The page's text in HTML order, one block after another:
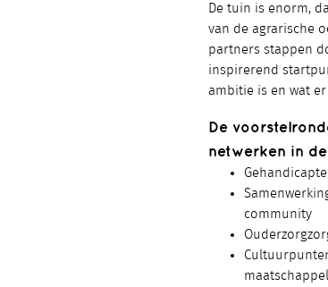
De tuin is enorm,
van de agrarische
partners stappen
inspirerend
ambitie is en wat
De
netwerken in
community